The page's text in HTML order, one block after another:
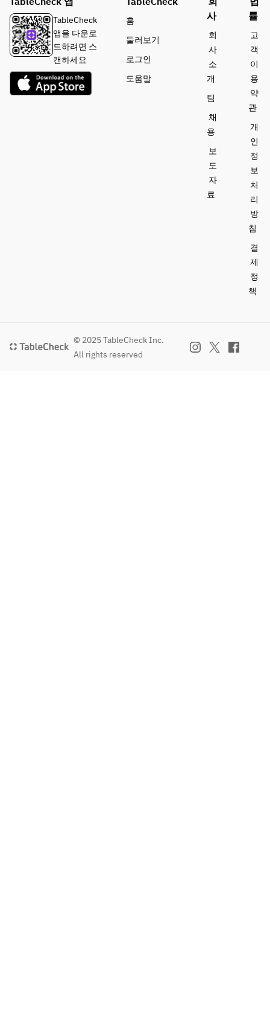
TableCheck
앱을 다운로
드하려면 스
캔하세요
홈
둘러보기
로그인
도움말
사
회
사
소
개
팀
채
용
보
도
자
료
률
고
객
이
용
약
관
개
인
정
보
처
리
방
침
결
제
정
책
© 2025 TableCheck Inc.
All rights reserved